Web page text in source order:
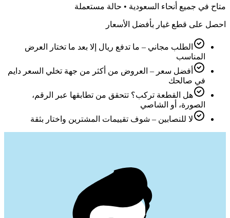
متاح في جميع أنحاء السعودية • حالة مستعملة
احصل على قطع غيار بأفضل الأسعار
الطلب مجاني – ما تدفع ريال إلا بعد ما تختار العرض
المناسب
أفضل سعر – العروض من أكثر من جهة تخلي السعر دايم
في صالحك
هل القطعة تركب؟ تتحقق من تطابقها عبر الرقم،
الصورة، أو الشاصي
لا للنصابين – شوف تقييمات المشترين واختار بثقة